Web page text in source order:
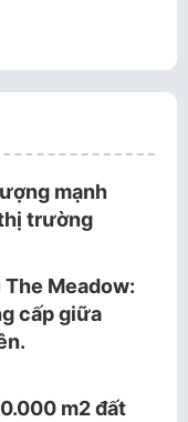
mạnh
trường
Meadow:
cấp giữa
m2 đất